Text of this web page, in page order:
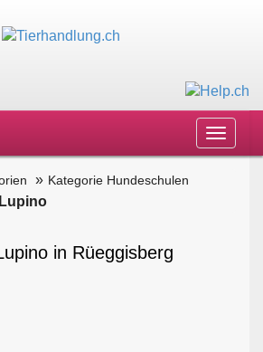
Toggle
Kategorie Hundeschulen
in Rüeggisberg